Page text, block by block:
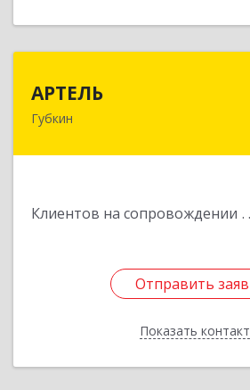
АРТЕЛЬ
Губкин
Клиентов на сопровождении
Отправить
Показать
309181, Белгородская
Отправить
Назад